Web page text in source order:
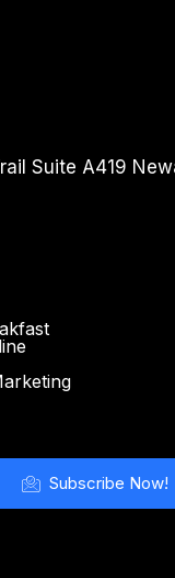
Suite A419
Subscribe Now!